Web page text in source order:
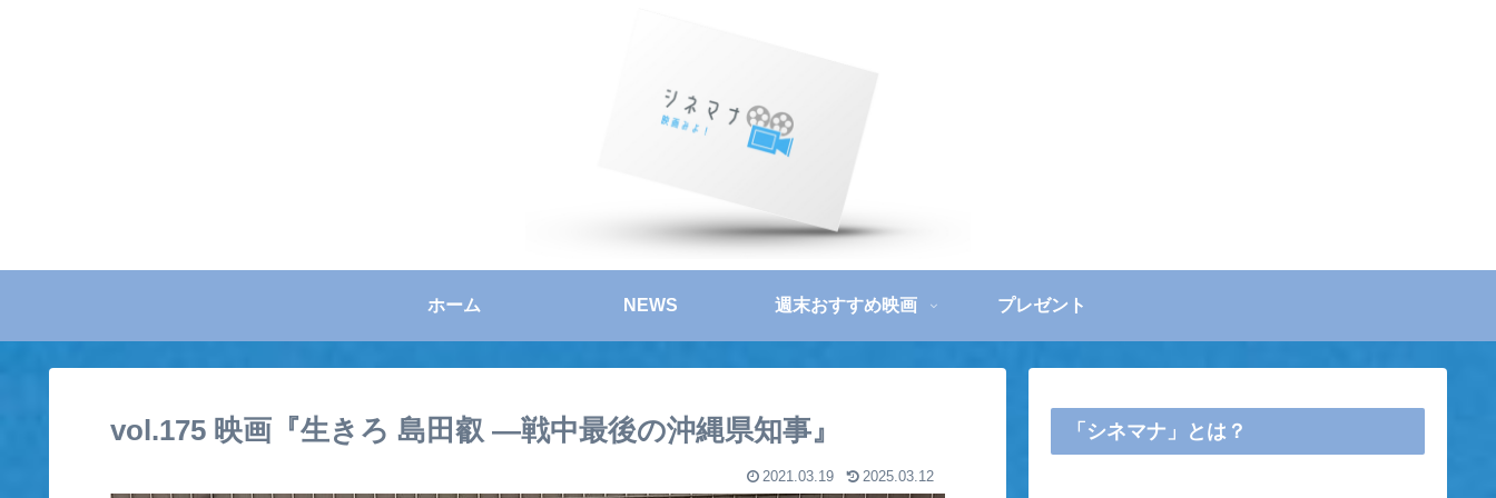
ホーム NEWS 週末おすすめ映画 プレゼント
vol.175 映画『生きろ 島田叡 —戦中最後の沖縄県知事』
2021.03.19 2025.03.12
「シネマナ」とは？